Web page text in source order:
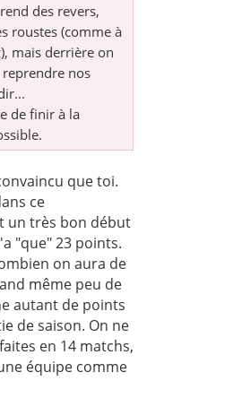
des revers,
roustes (comme à
mais derrière on
reprendre nos
de finir à la
que toi.
ce
un très bon début
"que" 23 points.
on aura de
même peu de
autant de points
de saison. On ne
en 14 matchs,
équipe comme